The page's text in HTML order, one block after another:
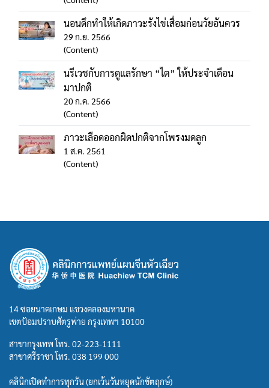
นอนดึกทำให้เกิดภาวะรังไข่เสื่อมก่อนวัยอันควร
29 ก.ย. 2566
(Content)
นรีเวชกับการดูแลรักษา “ไต” ให้ประจำเดือน
มาปกติ
20 ก.ค. 2566
(Content)
ภาวะเลือดออกผิดปกติจากโพรงมดลูก
1 ส.ค. 2561
(Content)
14 ซอยนาคเกษม แขวงคลองมหานาค
เขตป้อมปราบศัตรูพ่าย กรุงเทพฯ 10100
สาขากรุงเทพ โทร. 02-223-1111
สาขาศรีราชา โทร. 038 199 000
คลินิกเปิดทำการทุกวัน (ยกเว้นวันหยุดนักขัตฤกษ์)